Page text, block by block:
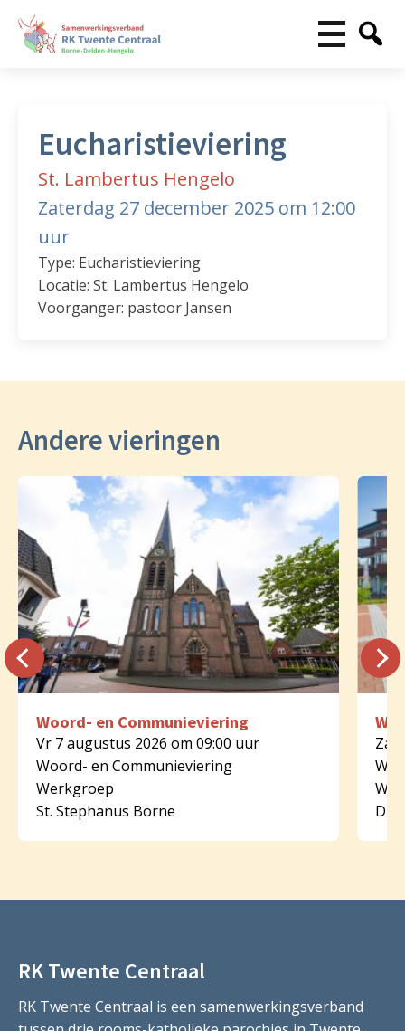
Eucharistieviering
St. Lambertus Hengelo
Zaterdag 27 december 2025 om 12:00
uur
Type: Eucharistieviering
Locatie: St. Lambertus Hengelo
Voorganger: pastoor Jansen
Andere vieringen
Woord- en Communieviering
Vr 7 augustus 2026 om 09:00 uur
Woord- en Communieviering
Werkgroep
St. Stephanus Borne
Za
RK Twente Centraal
RK Twente Centraal is een samenwerkingsverband